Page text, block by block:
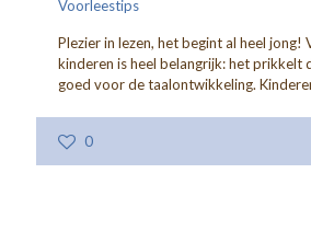
Voorleestips
Plezier in lezen, het begint al heel jong!
kinderen is heel belangrijk: het prikkelt
goed voor de taalontwikkeling.
0